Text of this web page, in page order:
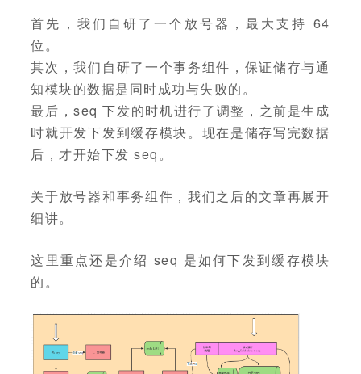
首先，我们自研了一个放号器，最大支持 64
位。
其次，我们自研了一个事务组件，保证储存与通
知模块的数据是同时成功与失败的。
最后，seq 下发的时机进行了调整，之前是生成
时就开发下发到缓存模块。现在是储存写完数据
后，才开始下发 seq。
关于放号器和事务组件，我们之后的文章再展开
细讲。
这里重点还是介绍 seq 是如何下发到缓存模块
的。